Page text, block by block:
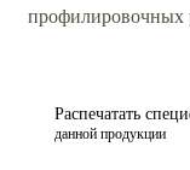
профилировочных
Распечатать
данной продукции